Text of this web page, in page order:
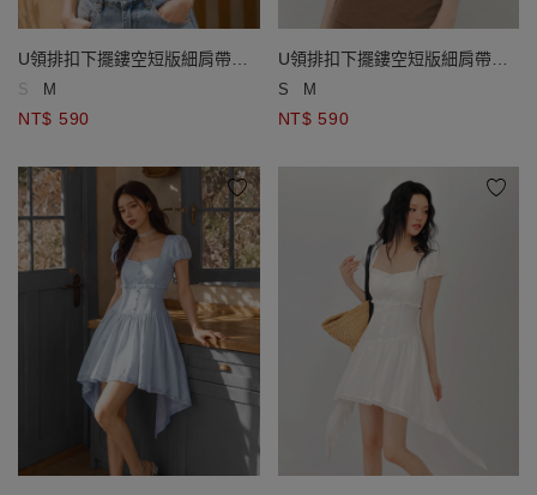
U領排扣下擺鏤空短版細肩帶針
織背心
S M
NT$ 590
U領排扣下擺鏤空短版細肩帶針
織背心
S M
NT$ 590